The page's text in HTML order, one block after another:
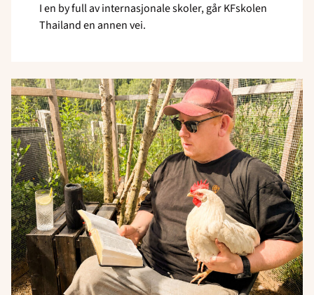
I en by full av internasjonale skoler, går KFskolen
Thailand en annen vei.
Read
article
"Fem
gode
grunner
til
å
lese
Bibelen
i
sommer"